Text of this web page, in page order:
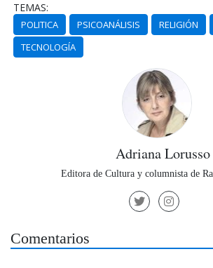
TEMAS:
POLITICA PSICOANÁLISIS RELIGIÓN
TECNOLOGÍA
Adriana Lorusso
Editora de Cultura y columnista de
Comentarios